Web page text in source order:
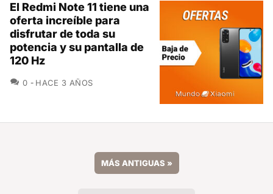
El Redmi Note 11 tiene una
oferta increíble para
disfrutar de toda su
potencia y su pantalla de
120 Hz
0 COMENTARIOS
HACE 3 AÑOS
MÁS ANTIGUAS »